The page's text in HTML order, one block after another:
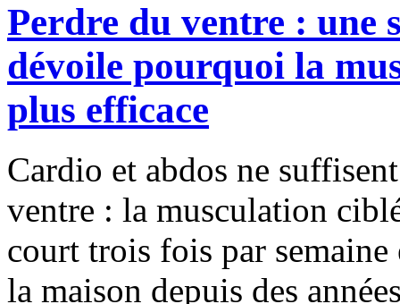
Perdre du ventre : une
dévoile pourquoi la
plus efficace
Cardio et abdos ne
ventre : la musculation
court trois fois par semaine
la maison depuis des